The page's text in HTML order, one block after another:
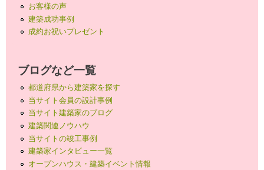
お客様の声
建築成功事例
成約お祝いプレゼント
ブログなど一覧
都道府県から建築家を探す
当サイト会員の設計事例
当サイト建築家のブログ
建築関連ノウハウ
当サイトの竣工事例
建築家インタビュー一覧
オープンハウス・建築イベント情報